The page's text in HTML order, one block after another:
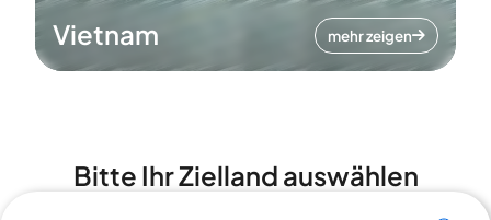
Vietnam mehr zeigen
Bitte Ihr Zielland auswählen